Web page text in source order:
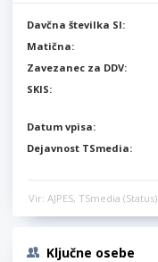
Davčna številka SI:
Matična:
Zavezanec za DDV:
SKIS:
Datum vpisa:
Dejavnost TSmedia:
Vir: AJPES, TSmedia (Status)
Ključne osebe